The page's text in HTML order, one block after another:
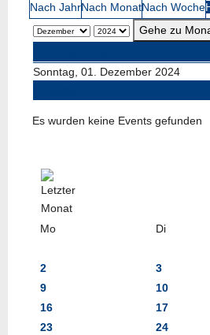
Nach JahrNach MonatNach Woche
Gehe zu
Sonntag, 01. Dezember 2024
Es wurden keine Events gefunden
Mo Di
2 3
9
10
16
17
23
24